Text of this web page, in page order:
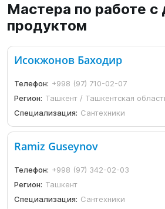
Мастера по работе с
продуктом
Исокжонов Баходир
Телефон: +998 (97) 710-02-07
Регион: Ташкент / Ташкентская
Специализация: Сантехники
Ramiz Guseynov
Телефон: +998 (97) 342-02-03
Регион: Ташкент
Специализация: Сантехники